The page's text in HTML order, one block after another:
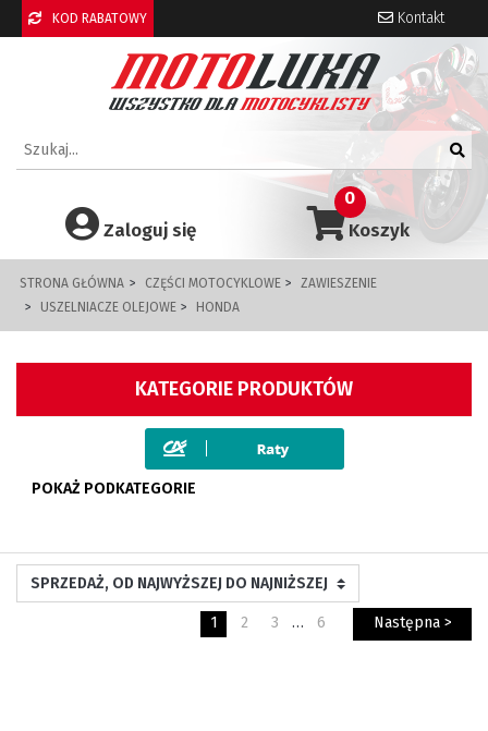
KOD RABATOWY Kontakt
Koszyk
0
Zaloguj się
STRONA GŁÓWNA CZĘŚCI MOTOCYKLOWE
ZAWIESZENIE
USZELNIACZE OLEJOWE
HONDA
KATEGORIE PRODUKTÓW
POKAŻ PODKATEGORIE
1 2 3 … 6 Następna >